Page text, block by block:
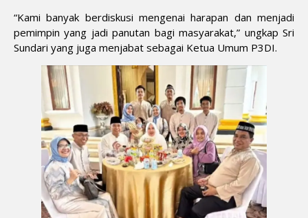
“Kami banyak berdiskusi mengenai harapan dan menjadi
pemimpin yang jadi panutan bagi masyarakat,” ungkap Sri
Sundari yang juga menjabat sebagai Ketua Umum P3DI.